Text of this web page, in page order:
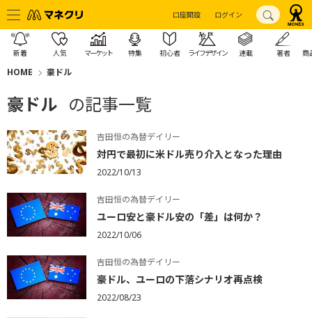
口座開設 ログイン
新着 人気 マーケット 特集 初心者 ライフデザイン 連載 著者 商
HOME 豪ドル
豪ドル の記事一覧
吉田恒の為替デイリー
対円で最初に米ドル売り介入となった理由
2022/10/13
吉田恒の為替デイリー
ユーロ安と豪ドル安の「差」は何か？
2022/10/06
吉田恒の為替デイリー
豪ドル、ユーロの下落シナリオ再点検
2022/08/23